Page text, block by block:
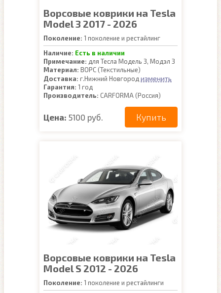
Ворсовые коврики на Tesla
Model 3 2017 - 2026
Поколение: 1 поколение и рестайлинг
Наличие: Есть в наличии
Примечание: для Тесла Модель 3, Модэл 3
Материал: ВОРС (Текстильные)
Доставка: г.Нижний Новгород изменить
Гарантия: 1 год
Производитель: CARFORMA (Россия)
Цена: 5100 руб. Купить
Ворсовые коврики на Tesla
Model S 2012 - 2026
Поколение: 1 поколение и рестайлинги